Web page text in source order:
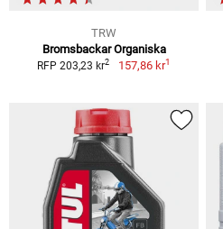
TRW
Bromsbackar Organiska
RFP 203,23 kr2 157,86 kr1